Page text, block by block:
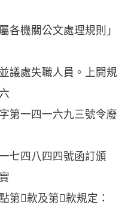
各機關公文處理規則」
議處失職人員。上開規
第一四一六九三號令廢
七四八四四號函訂頒
第款及第款規定：